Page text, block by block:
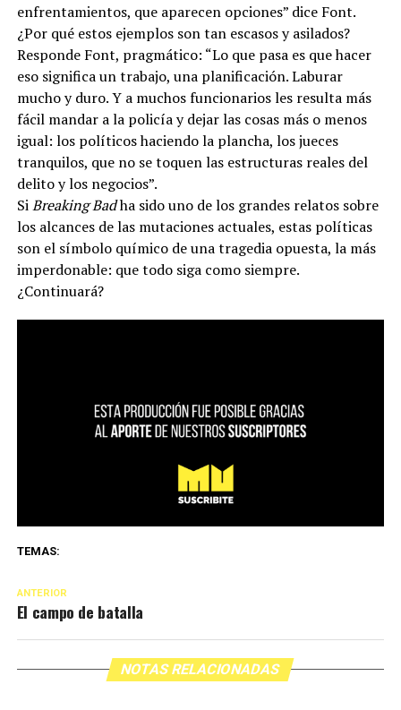
enfrentamientos, que aparecen opciones” dice Font.
¿Por qué estos ejemplos son tan escasos y asilados?
Responde Font, pragmático: “Lo que pasa es que hacer
eso significa un trabajo, una planificación. Laburar
mucho y duro. Y a muchos funcionarios les resulta más
fácil mandar a la policía y dejar las cosas más o menos
igual: los políticos haciendo la plancha, los jueces
tranquilos, que no se toquen las estructuras reales del
delito y los negocios”.
SiBreaking Badha sido uno de los grandes relatos sobre
los alcances de las mutaciones actuales, estas políticas
son el símbolo químico de una tragedia opuesta, la más
imperdonable: que todo siga como siempre.
¿Continuará?
TEMAS:
ANTERIOR
El campo de batalla
NOTAS RELACIONADAS